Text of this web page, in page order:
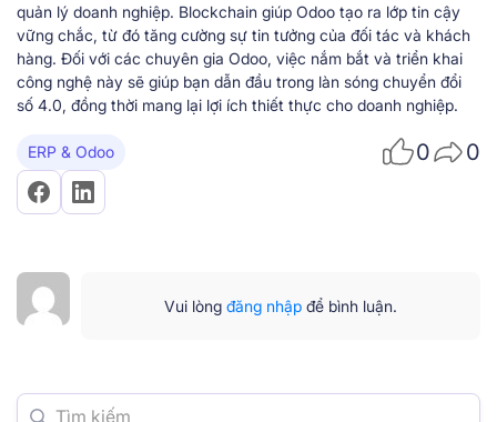
quản lý doanh nghiệp. Blockchain giúp Odoo tạo ra lớp tin cậy
vững chắc, từ đó tăng cường sự tin tưởng của đối tác và khách
hàng. Đối với các chuyên gia Odoo, việc nắm bắt và triển khai
công nghệ này sẽ giúp bạn dẫn đầu trong làn sóng chuyển đổi
số 4.0, đồng thời mang lại lợi ích thiết thực cho doanh nghiệp.
ERP & Odoo 0 0
Vui lòng đăng nhập để bình luận.